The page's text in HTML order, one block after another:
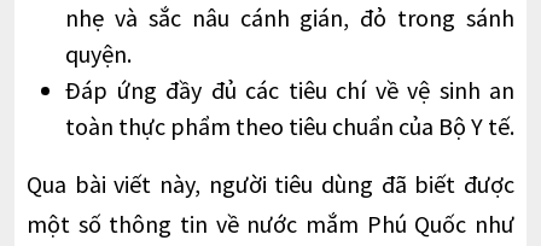
nhẹ và sắc nâu cánh gián, đỏ trong sánh
quyện.
Đáp ứng đầy đủ các tiêu chí về vệ sinh an
toàn thực phẩm theo tiêu chuẩn của Bộ Y tế.
Qua bài viết này, người tiêu dùng đã biết được
một số thông tin về nước mắm Phú Quốc như